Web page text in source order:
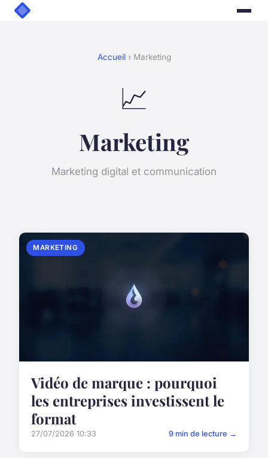
Accueil› Marketing
📈
Marketing
Marketing digital et communication
MARKETING
Vidéo de marque : pourquoi
les entreprises investissent le
format
27/07/2026 10:33 9 min de lecture →